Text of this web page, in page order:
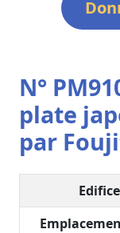
N°
plate
par